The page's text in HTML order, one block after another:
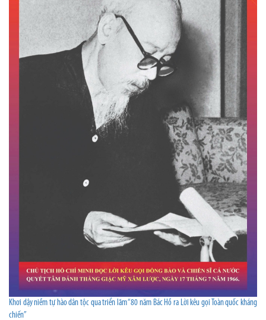
Khơi dậy niềm tự hào dân tộc qua triển lãm “80 năm Bác Hồ ra Lời kêu gọi Toàn quốc kháng
chiến”